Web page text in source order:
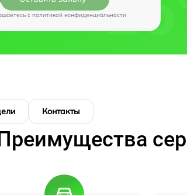
c политикой конфиденциальности
Контакты